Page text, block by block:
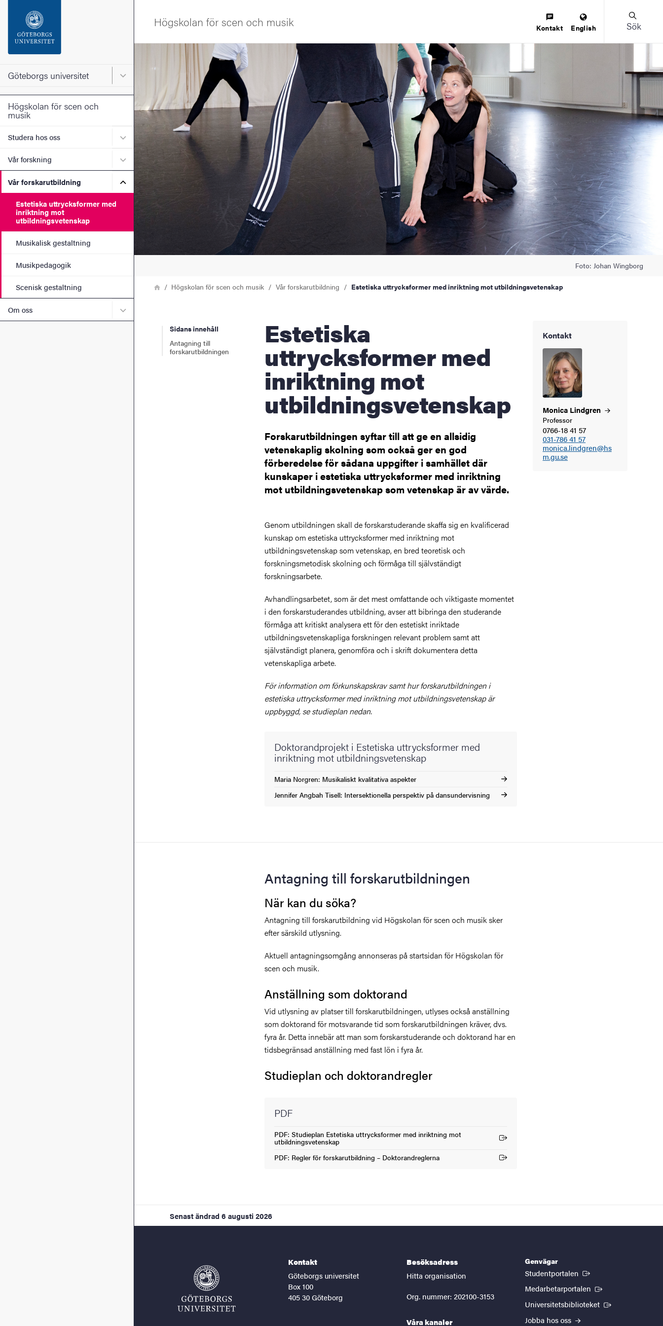
Sidfoten
Om webbplatsen
Göteborgs universitet Huvudmeny för Göteborgs universitet
Högskolan för scen och
musik
Studera hos oss Undermeny för Studera hos oss
Vår forskning Undermeny för Vår forskning
Vår forskarutbildning Undermeny för Vår forskarutbildning
Estetiska uttrycksformer med
inriktning mot
utbildningsvetenskap
Musikalisk gestaltning
Musikpedagogik
Scenisk gestaltning
Om oss Undermeny för Om oss
Högskolan för scen och musik Kontakt English Sök
Bild
Foto: Johan Wingborg
LänkstigHemHögskolan för scen och musik Vår forskarutbildning Estetiska uttrycksformer med inriktning mot utbildningsvetenskap
Sidans innehåll
Antagning till
forskarutbildningen
Estetiska
uttrycksformer med
inriktning mot
utbildningsvetenskap
Forskarutbildningen syftar till att ge en allsidig
vetenskaplig skolning som också ger en god
förberedelse för sådana uppgifter i samhället där
kunskaper i estetiska uttrycksformer med inriktning
mot utbildningsvetenskap som vetenskap är av värde.
Kontakt
Monica Lindgren
Professor
0766-18 41 57
031-786 41 57
monica.lindgren@hs
m.gu.se
Genom utbildningen skall de forskarstuderande skaffa sig en kvalificerad
kunskap om estetiska uttrycksformer med inriktning mot
utbildningsvetenskap som vetenskap, en bred teoretisk och
forskningsmetodisk skolning och förmåga till självständigt
forskningsarbete.
Avhandlingsarbetet, som är det mest omfattande och viktigaste momentet
i den forskarstuderandes utbildning, avser att bibringa den studerande
förmåga att kritiskt analysera ett för den estetiskt inriktade
utbildningsvetenskapliga forskningen relevant problem samt att
självständigt planera, genomföra och i skrift dokumentera detta
vetenskapliga arbete.
För information om förkunskapskrav samt hur forskarutbildningen i
estetiska uttrycksformer med inriktning mot utbildningsvetenskap är
uppbyggd, se studieplan nedan.
Doktorandprojekt i Estetiska uttrycksformer med
inriktning mot utbildningsvetenskap
Maria Norgren: Musikaliskt kvalitativa aspekter
Jennifer Angbah Tisell: Intersektionella perspektiv på dansundervisning
Antagning till forskarutbildningen
När kan du söka?
Antagning till forskarutbildning vid Högskolan för scen och musik sker
efter särskild utlysning.
Aktuell antagningsomgång annonseras på startsidan för Högskolan för
scen och musik.
Anställning som doktorand
Vid utlysning av platser till forskarutbildningen, utlyses också anställning
som doktorand för motsvarande tid som forskarutbildningen kräver, dvs.
fyra år. Detta innebär att man som forskarstuderande och doktorand har en
tidsbegränsad anställning med fast lön i fyra år.
Studieplan och doktorandregler
PDF
PDF: Studieplan Estetiska uttrycksformer med inriktning mot
utbildningsvetenskap
(Extern länk)
PDF: Regler för forskarutbildning – Doktorandreglerna
(Extern länk)
Senast ändrad 6 augusti 2026
Kontakt
Göteborgs universitet
Box 100
405 30 Göteborg
Besöksadress
Hitta organisation
Org. nummer: 202100-3153
Våra kanaler
Genvägar
Studentportalen (Extern länk)
Medarbetarportalen (Extern länk)
Universitetsbiblioteket (Extern länk)
Jobba hos oss